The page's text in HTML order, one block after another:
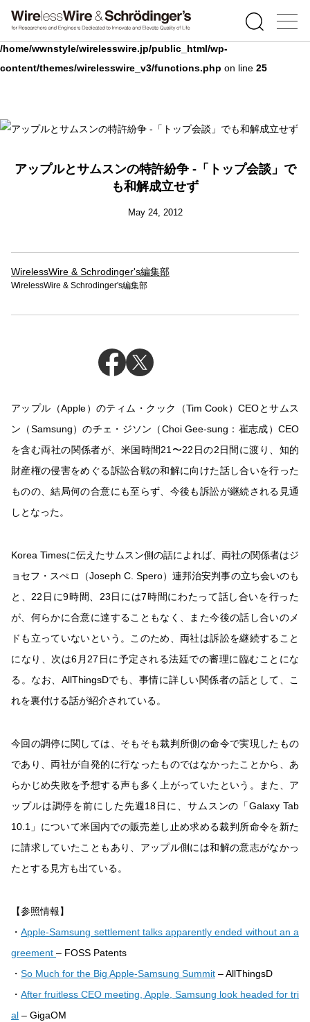
Warning: Undefined array key 0 in
/home/wwnstyle/wirelesswire.jp/public_html/wp-
content/themes/wirelesswire_v3/functions.php on line 25
アップルとサムスンの特許紛争 -「トップ会談」で
も和解成立せず
May 24, 2012
WirelessWire & Schrodinger's編集部
WirelessWire & Schrodinger's編集部
アップル（Apple）のティム・クック（Tim Cook）CEOとサムス
ン（Samsung）のチェ・ジソン（Choi Gee-sung：崔志成）CEO
を含む両社の関係者が、米国時間21〜22日の2日間に渡り、知的
財産権の侵害をめぐる訴訟合戦の和解に向けた話し合いを行った
ものの、結局何の合意にも至らず、今後も訴訟が継続される見通
しとなった。
Korea Timesに伝えたサムスン側の話によれば、両社の関係者はジ
ョセフ・スぺロ（Joseph C. Spero）連邦治安判事の立ち会いのも
と、22日に9時間、23日には7時間にわたって話し合いを行った
が、何らかに合意に達することもなく、また今後の話し合いのメ
ドも立っていないという。このため、両社は訴訟を継続すること
になり、次は6月27日に予定される法廷での審理に臨むことにな
る。なお、AllThingsDでも、事情に詳しい関係者の話として、こ
れを裏付ける話が紹介されている。
今回の調停に関しては、そもそも裁判所側の命令で実現したもの
であり、両社が自発的に行なったものではなかったことから、あ
らかじめ失敗を予想する声も多く上がっていたという。また、ア
ップルは調停を前にした先週18日に、サムスンの「Galaxy Tab
10.1」について米国内での販売差し止め求める裁判所命令を新た
に請求していたこともあり、アップル側には和解の意志がなかっ
たとする見方も出ている。
【参照情報】
・Apple-Samsung settlement talks apparently ended without an a
greement – FOSS Patents
・ So Much for the Big Apple-Samsung Summit – AllThingsD
・ After fruitless CEO meeting, Apple, Samsung look headed for tri
al – GigaOM